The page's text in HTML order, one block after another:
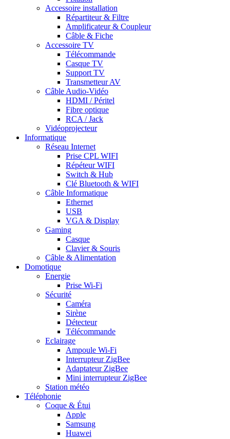
Accessoire installation
Répartiteur & Filtre
Amplificateur & Coupleur
Câble & Fiche
Accessoire TV
Télécommande
Casque TV
Support TV
Transmetteur AV
Câble Audio-Vidéo
HDMI / Péritel
Fibre optique
RCA / Jack
Vidéoprojecteur
Informatique
Réseau Internet
Prise CPL WIFI
Répéteur WIFI
Switch & Hub
Clé Bluetooth & WIFI
Câble Informatique
Ethernet
USB
VGA & Display
Gaming
Casque
Clavier & Souris
Câble & Alimentation
Domotique
Energie
Prise Wi-Fi
Sécurité
Caméra
Sirène
Détecteur
Télécommande
Eclairage
Ampoule Wi-Fi
Interrupteur ZigBee
Adaptateur ZigBee
Mini interrupteur ZigBee
Station météo
Téléphonie
Coque & Étui
Apple
Samsung
Huawei